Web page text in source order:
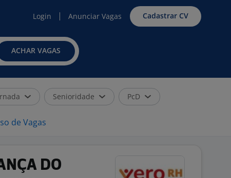
Login Anunciar Vagas Cadastrar CV
ACHAR VAGAS
Senioridade PcD
de Vagas
DO